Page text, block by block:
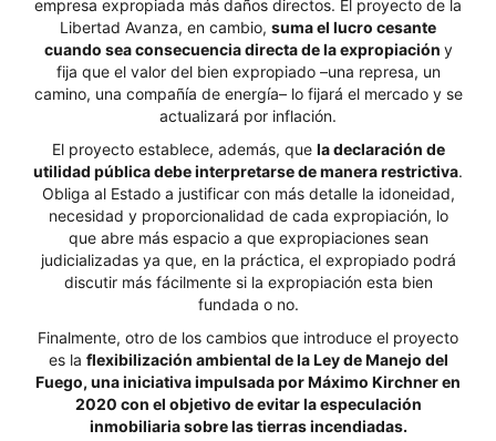
empresa expropiada más daños directos. El proyecto de la
Libertad Avanza, en cambio, suma el lucro cesante
cuando sea consecuencia directa de la expropiación y
fija que el valor del bien expropiado –una represa, un
camino, una compañía de energía– lo fijará el mercado y se
actualizará por inflación.
El proyecto establece, además, que la declaración de
utilidad pública debe interpretarse de manera restrictiva.
Obliga al Estado a justificar con más detalle la idoneidad,
necesidad y proporcionalidad de cada expropiación, lo
que abre más espacio a que expropiaciones sean
judicializadas ya que, en la práctica, el expropiado podrá
discutir más fácilmente si la expropiación esta bien
fundada o no.
Finalmente, otro de los cambios que introduce el proyecto
es la flexibilización ambiental de la Ley de Manejo del
Fuego, una iniciativa impulsada por Máximo Kirchner en
2020 con el objetivo de evitar la especulación
inmobiliaria sobre las tierras incendiadas.